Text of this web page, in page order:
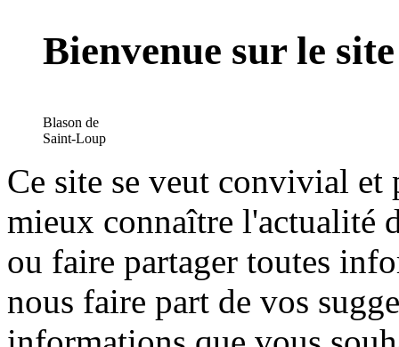
Bienvenue sur le
Blason de
Saint-Loup
Ce site se veut convivial et
mieux connaître l'actualité
ou faire partager toutes
nous faire part de vos